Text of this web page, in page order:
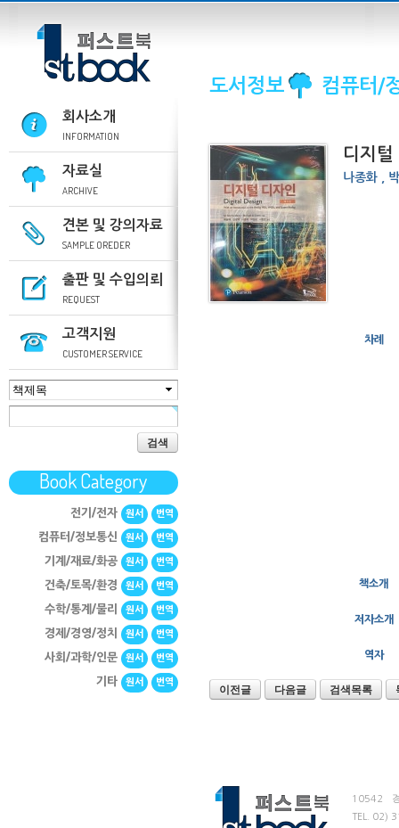
회사소개
INFORMATION
자료실
ARCHIVE
견본 및 강의자료
SAMPLE OREDER
출판 및 수입의뢰
REQUEST
고객지원
CUSTOMER SERVICE
검색
Book Category
전기/전자 원서 번역
컴퓨터/정보통신 원서 번역
기계/재료/화공 원서 번역
건축/토목/환경 원서 번역
수학/통계/물리 원서 번역
경제/경영/정치 원서 번역
사회/과학/인문 원서 번역
기타 원서 번역
도서정보 컴퓨터/
디지
나종화 ,
차례
책소개
저자소개
역자
이전글 다음글 검색목록
10542
TEL.
02)